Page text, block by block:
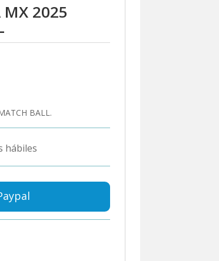
MX 2025
BALL.
hábiles